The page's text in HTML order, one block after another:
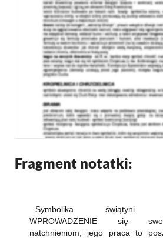
Fragment notatki:
Symbolika świątyni
WPROWADZENIE się
natchnieniom; jego praca to